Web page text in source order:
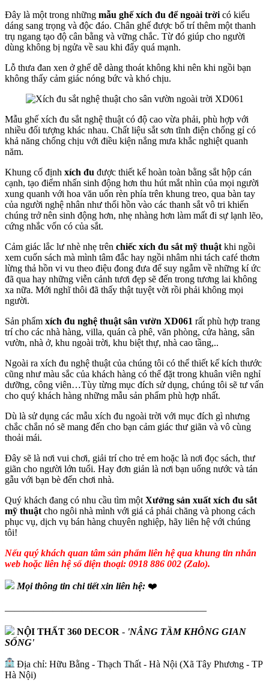
Đây là một trong những mẫu ghế xích đu để ngoài trời có kiểu
dáng sang trọng và độc đáo. Chân ghế được bố trí thêm một thanh
trụ ngang tạo độ cân bằng và vững chắc. Từ đó giúp cho người
dùng không bị ngửa về sau khi đẩy quá mạnh.
Lỗ thưa đan xen ở ghế dễ dàng thoát không khi nên khi ngồi bạn
không thấy cảm giác nóng bức và khó chịu.
Mẫu ghế xích đu sắt nghệ thuật có độ cao vừa phải, phù hợp với
nhiều đối tượng khác nhau. Chất liệu sắt sơn tĩnh điện chống gỉ có
khả năng chống chịu với điều kiện nắng mưa khắc nghiệt quanh
năm.
Khung cố định xích đu được thiết kế hoàn toàn bằng sắt hộp cán
cạnh, tạo điểm nhấn sinh động hơn thu hút mắt nhìn của mọi người
xung quanh với hoa văn uốn rèn phía trên khung treo, qua bàn tay
của người nghệ nhân như thổi hồn vào các thanh sắt vô tri khiến
chúng trở nên sinh động hơn, nhẹ nhàng hơn làm mất đi sự lạnh lẽo,
cứng nhắc vốn có của sắt.
Cảm giác lắc lư nhè nhẹ trên chiếc xích đu sắt mỹ thuật khi ngồi
xem cuốn sách mà mình tâm đắc hay ngồi nhâm nhi tách café thơm
lừng thả hồn vi vu theo điệu đong đưa để suy ngẫm về những kí ức
đã qua hay những viễn cảnh tươi đẹp sẽ đến trong tương lai không
xa nữa. Mới nghĩ thôi đã thấy thật tuyệt vời rồi phải không mọi
người.
Sản phẩm xích đu nghệ thuật sân vườn XD061 rất phù hợp trang
trí cho các nhà hàng, villa, quán cà phê, văn phòng, cửa hàng, sân
vườn, nhà ở, khu ngoài trời, khu biệt thự, nhà cao tầng,..
Ngoài ra xích đu nghệ thuật của chúng tôi có thể thiết kế kích thước
cũng như màu sắc của khách hàng có thể đặt trong khuân viên nghỉ
dưỡng, công viên…Tùy từng mục đích sử dụng, chúng tôi sẽ tư vấn
cho quý khách hàng những mẫu sản phẩm phù hợp nhất.
Dù là sử dụng các mẫu xích đu ngoài trời với mục đích gì nhưng
chắc chắn nó sẽ mang đến cho bạn cảm giác thư giãn và vô cùng
thoải mái.
Đây sẽ là nơi vui chơi, giải trí cho trẻ em hoặc là nơi đọc sách, thư
giãn cho người lớn tuổi. Hay đơn giản là nơi bạn uống nước và tán
gẫu với bạn bè đến chơi nhà.
Quý khách đang có nhu cầu tìm một Xưởng sản xuất xích đu sắt
mỹ thuật cho ngôi nhà mình với giá cả phải chăng và phong cách
phục vụ, dịch vụ bán hàng chuyên nghiệp, hãy liên hệ với chúng
tôi!
Nếu quý khách quan tâm sản phẩm liên hệ qua khung tin nhắn
web hoặc liên hệ số điện thoại: 0918 886 002 (Zalo).
Mọi thông tin chi tiết xin liên hệ: ❤️
—————————————————————
NỘI THẤT 360 DECOR - 'NÂNG TẦM KHÔNG GIAN
SỐNG'
Địa chỉ: Hữu Bằng - Thạch Thất - Hà Nội (Xã Tây Phương - TP
Hà Nội)